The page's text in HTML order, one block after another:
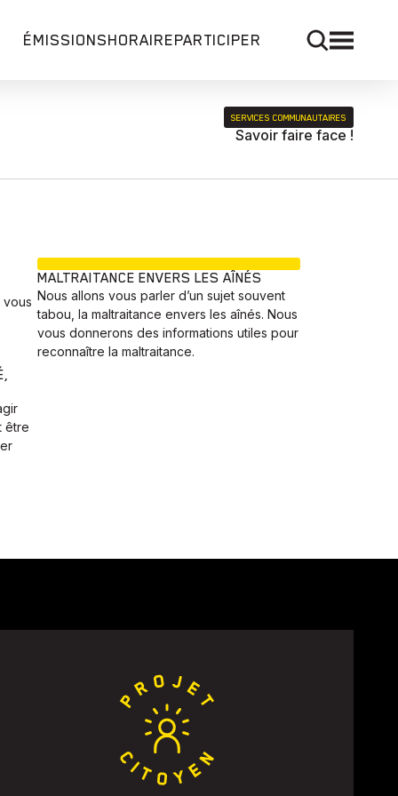
ÉMISSIONSHORAIREPARTICIPER
SERVICES COMMUNAUTAIRES
Savoir faire face !
vous
MALTRAITANCE ENVERS LES AÎNÉS
Nous allons vous parler d’un sujet souvent
tabou, la maltraitance envers les aînés. Nous
vous donnerons des informations utiles pour
reconnaître la maltraitance.
être